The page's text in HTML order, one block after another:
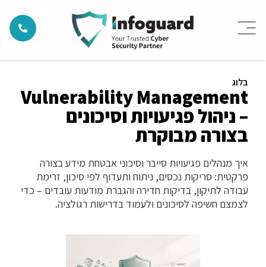
בלוג
Vulnerability Management
– ניהול פגיעויות וסיכונים
בצורה מבוקרת
איך מנהלים פגיעויות סייבר וסיכוני אבטחת מידע בצורה
פרקטית: סריקות נכסים, ניתוח ותעדוף לפי סיכון, זרימת
עבודה לתיקון, בדיקות חדירה והגברת מודעות עובדים – כדי
לצמצם חשיפה לסיכונים ולעמוד בדרישות רגולציה.